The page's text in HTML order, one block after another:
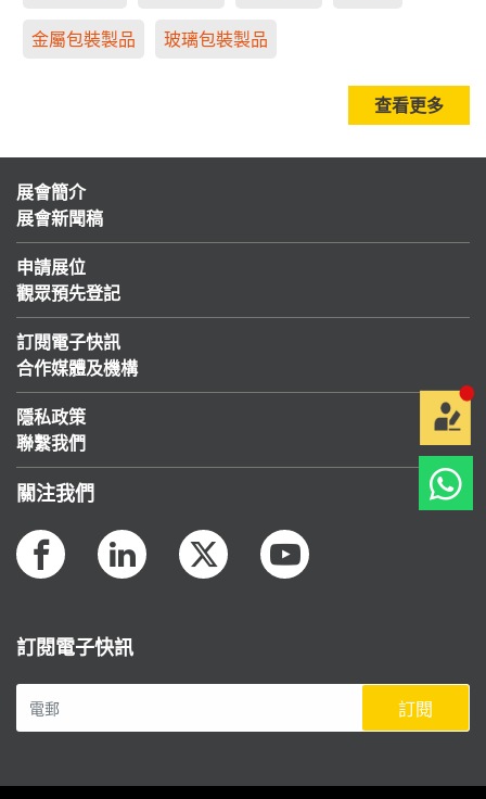
金屬包裝製品 玻璃包裝製品
查看更多
展會簡介
展會新聞稿
申請展位
觀眾預先登記
訂閱電子快訊
合作媒體及機構
隱私政策
聯繫我們
關注我們
訂閱電子快訊
訂閱